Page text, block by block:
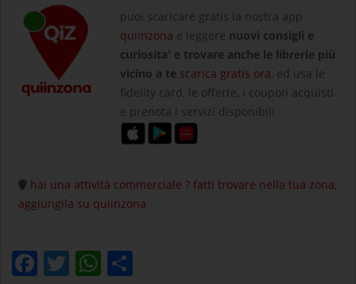
puoi scaricare gratis la nostra app
quiinzona e leggere nuovi consigli e
curiosita' e trovare anche le librerie più
vicino a te scarica gratis ora, ed usa le
fidelity card, le offerte, i coupon acquisti
e prenota i servizi disponibili
hai una attività commerciale ? fatti trovare nella tua zona,
aggiungila su quiinzona
Facebook
TwitterWhatsApp